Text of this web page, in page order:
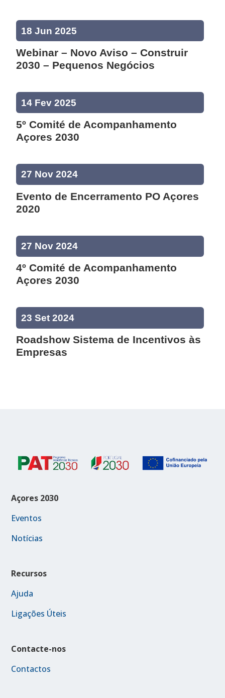
18 Jun 2025
Webinar – Novo Aviso – Construir
2030 – Pequenos Negócios
14 Fev 2025
5º Comité de Acompanhamento
Açores 2030
27 Nov 2024
Evento de Encerramento PO Açores
2020
27 Nov 2024
4º Comité de Acompanhamento
Açores 2030
23 Set 2024
Roadshow Sistema de Incentivos às
Empresas
Açores 2030
Eventos
Notícias
Recursos
Ajuda
Ligações Úteis
Contacte-nos
Contactos